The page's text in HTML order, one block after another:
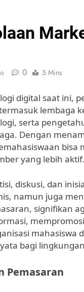
0 5 Mins
digital saat ini,
lembaga
serta
Dengan
bisa
yang lebih aktif.
diskusi, dan
namun juga
signifikan
mahasiswa
bagi
Pemasaran